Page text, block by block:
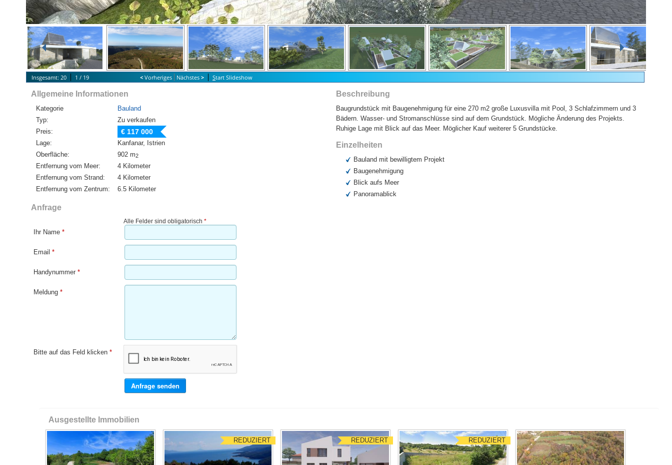
Insgesamt: 20 1 / 19 < Vorheriges Nächstes > Start Slideshow
Allgemeine Informationen
Kategorie
Bauland
Typ:
Zu verkaufen
Preis:
€ 117 000
Lage:
Kanfanar, Istrien
Oberfläche:
902 m2
Entfernung vom Meer:
4 Kilometer
Entfernung vom Strand:
4 Kilometer
Entfernung vom Zentrum:
6.5 Kilometer
Anfrage
Alle Felder sind obligatorisch *
Ihr Name *
Email *
Handynummer *
Meldung *
Bitte auf das Feld klicken *
Beschreibung
Baugrundstück mit Baugenehmigung für eine 270 m2 große Luxusvilla mit Pool, 3 Schlafzimmern und 3
Bädern. Wasser- und Stromanschlüsse sind auf dem Grundstück. Mögliche Änderung des Projekts.
Ruhige Lage mit Blick auf das Meer. Möglicher Kauf weiterer 5 Grundstücke.
Einzelheiten
Bauland mit bewilligtem Projekt
Baugenehmigung
Blick aufs Meer
Panoramablick
Ausgestellte Immobilien
REDUZIERT REDUZIERT REDUZIERT